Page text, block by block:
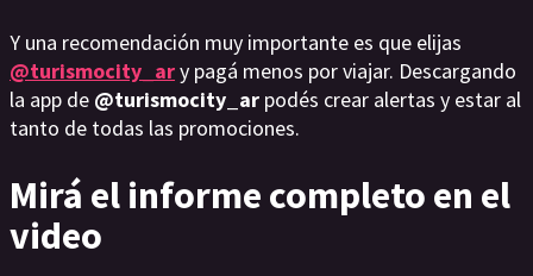
Y una recomendación muy importante es que elijas
@turismocity_ary pagá menos por viajar. Descargando
la app de @turismocity_ar podés crear alertas y estar al
tanto de todas las promociones.
Mirá el informe completo en el
video